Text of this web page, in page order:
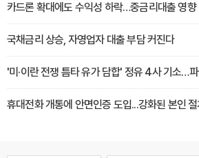
카드론 확대에도 수익성 하락…중금리대출 영향
국채금리 상승, 자영업자 대출 부담 커진다
'미·이란 전쟁 틈타 유가 담합' 정유 4사 기소…
휴대전화 개통에 안면인증 도입...강화된 본인